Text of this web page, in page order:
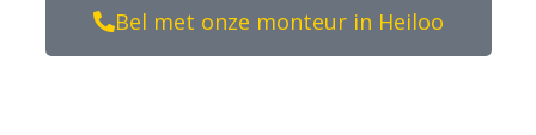
Bel met onze monteur in Heiloo